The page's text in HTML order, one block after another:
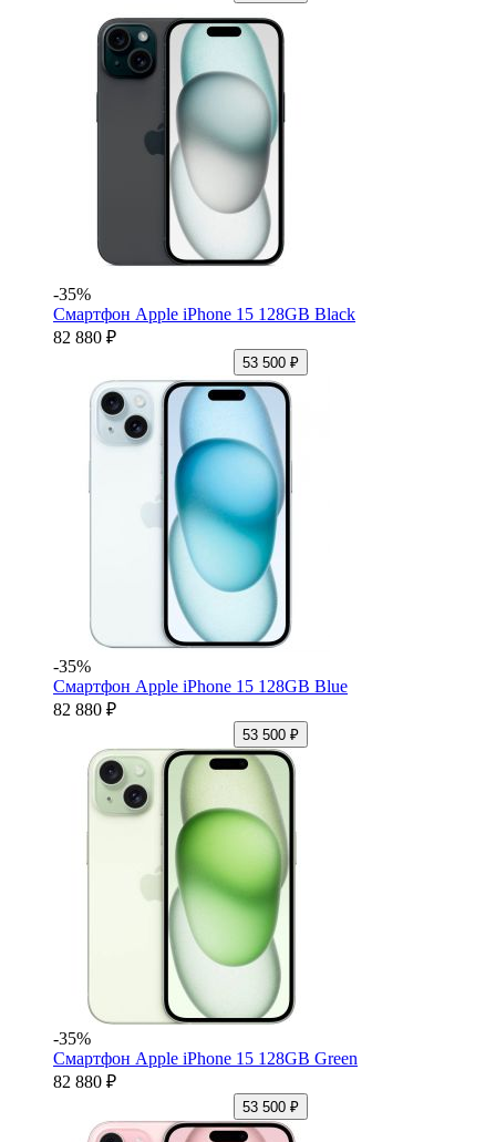
-35%
Смартфон Apple iPhone 15 128GB Black
82 880 ₽
53 500 ₽
-35%
Смартфон Apple iPhone 15 128GB Blue
82 880 ₽
53 500 ₽
-35%
Смартфон Apple iPhone 15 128GB Green
82 880 ₽
53 500 ₽